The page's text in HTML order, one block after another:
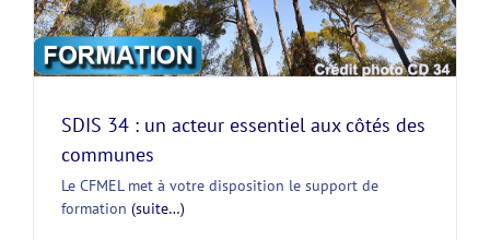
SDIS 34 : un acteur essentiel aux côtés des
communes
Le CFMEL met à votre disposition le support de
formation (suite…)